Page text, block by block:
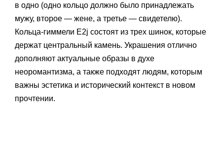
в одно (одно кольцо должно было принадлежать
мужу, второе — жене, а третье — свидетелю).
Кольца-гиммели E2j состоят из трех шинок, которые
держат центральный камень. Украшения отлично
дополняют актуальные образы в духе
неоромантизма, а также подходят людям, которым
важны эстетика и исторический контекст в новом
прочтении.